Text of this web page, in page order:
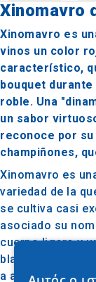
Xinomavro
Xinomavro es
vinos un color
característico,
bouquet
roble. Una
un sabor
reconoce por
champiñones,
Xinomavro es
variedad de la
se cultiva casi
asociado su
cuerpo ligero y
blanco con un
a aceitunas y